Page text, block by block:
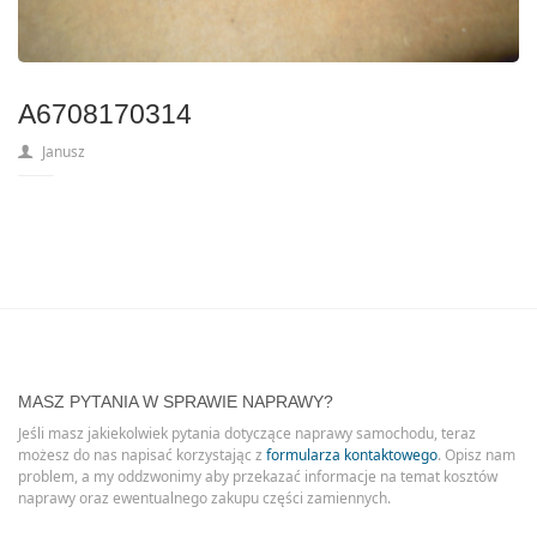
A6708170314
Janusz
MASZ PYTANIA W SPRAWIE NAPRAWY?
Jeśli masz jakiekolwiek pytania dotyczące naprawy samochodu, teraz
możesz do nas napisać korzystając z formularza kontaktowego. Opisz nam
problem, a my oddzwonimy aby przekazać informacje na temat kosztów
naprawy oraz ewentualnego zakupu części zamiennych.